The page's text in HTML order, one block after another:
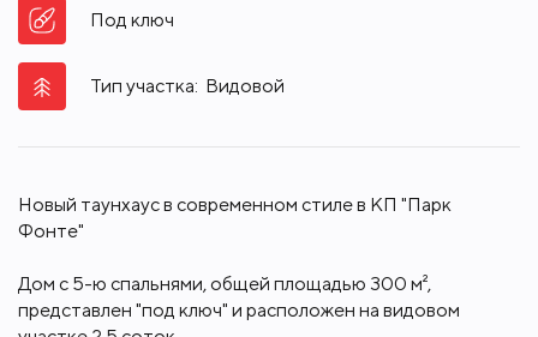
Под ключ
Тип участка: Видовой
Новый таунхаус в современном стиле в КП "Парк
Фонте"
Дом с 5-ю спальнями, общей площадью 300 м²,
представлен "под ключ" и расположен на видовом